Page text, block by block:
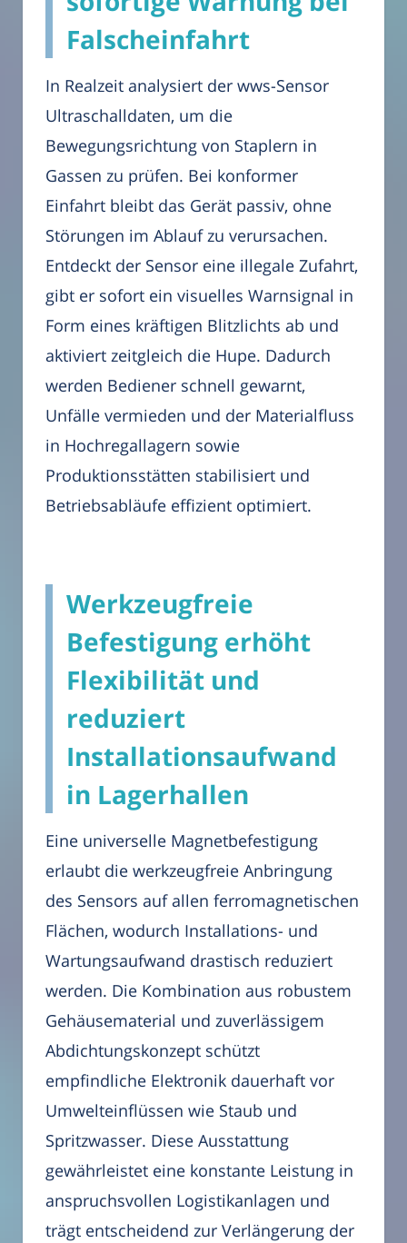
Falscheinfahrt
In Realzeit analysiert der wws-Sensor
Ultraschalldaten, um die
Bewegungsrichtung von Staplern in
Gassen zu prüfen. Bei konformer
Einfahrt bleibt das Gerät passiv, ohne
Störungen im Ablauf zu verursachen.
Entdeckt der Sensor eine illegale Zufahrt,
gibt er sofort ein visuelles Warnsignal in
Form eines kräftigen Blitzlichts ab und
aktiviert zeitgleich die Hupe. Dadurch
werden Bediener schnell gewarnt,
Unfälle vermieden und der Materialfluss
in Hochregallagern sowie
Produktionsstätten stabilisiert und
Betriebsabläufe effizient optimiert.
Werkzeugfreie
Befestigung erhöht
Flexibilität und
reduziert
Installationsaufwand
in Lagerhallen
Eine universelle Magnetbefestigung
erlaubt die werkzeugfreie Anbringung
des Sensors auf allen ferromagnetischen
Flächen, wodurch Installations- und
Wartungsaufwand drastisch reduziert
werden. Die Kombination aus robustem
Gehäusematerial und zuverlässigem
Abdichtungskonzept schützt
empfindliche Elektronik dauerhaft vor
Umwelteinflüssen wie Staub und
Spritzwasser. Diese Ausstattung
gewährleistet eine konstante Leistung in
anspruchsvollen Logistikanlagen und
trägt entscheidend zur Verlängerung der